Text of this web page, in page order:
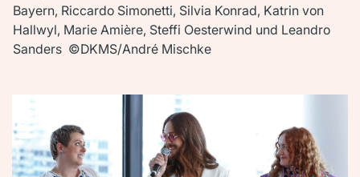
Bayern, Riccardo Simonetti, Silvia Konrad, Katrin von
Hallwyl, Marie Amière, Steffi Oesterwind und Leandro
Sanders ©DKMS/André Mischke